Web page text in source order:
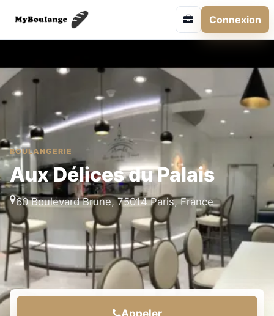
Connexion
BOULANGERIE
Aux Délices du Palais
60 Boulevard Brune, 75014 Paris, France
Appeler